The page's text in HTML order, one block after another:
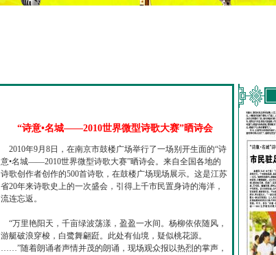
“诗意•名城——2010世界微型诗歌大赛”晒诗会
2010年9月8日，在南京市鼓楼广场举行了一场别开生面的“诗
意•名城——2010世界微型诗歌大赛”晒诗会。来自全国各地的
诗歌创作者创作的500首诗歌，在鼓楼广场现场展示。这是江苏
省20年来诗歌史上的一次盛会，引得上千市民置身诗的海洋，
流连忘返。
“万里艳阳天，千亩绿波荡漾，盈盈一水间。杨柳依依随风，
游艇破浪穿梭，白鹭舞翩跹。此处有仙境，疑似桃花源。
……”随着朗诵者声情并茂的朗诵，现场观众报以热烈的掌声，